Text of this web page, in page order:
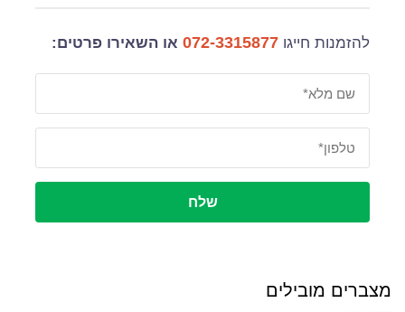
להזמנות חייגו 072-3315877 או השאירו פרטים:
שלח
מצברים מובילים